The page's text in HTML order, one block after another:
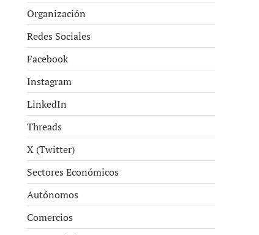
Organización
Redes Sociales
Facebook
Instagram
LinkedIn
Threads
X (Twitter)
Sectores Económicos
Autónomos
Comercios